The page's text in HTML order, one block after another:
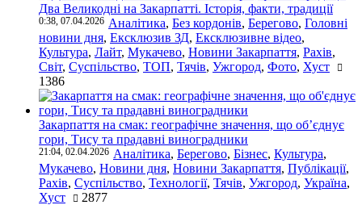
Два Великодні на Закарпатті. Історія, факти, традиції
0:38, 07.04.2026 Аналітика, Без кордонів, Берегово, Головні
новини дня, Ексклюзив ЗД, Ексклюзивне відео,
Культура, Лайт, Мукачево, Новини Закарпаття, Рахів,
Світ, Суспільство, ТОП, Тячів, Ужгород, Фото, Хуст
1386
Закарпаття на смак: географічне значення, що об’єднує
гори, Тису та прадавні виноградники
21:04, 02.04.2026 Аналітика, Берегово, Бізнес, Культура,
Мукачево, Новини дня, Новини Закарпаття, Публікації,
Рахів, Суспільство, Технології, Тячів, Ужгород, Україна,
Хуст
2877